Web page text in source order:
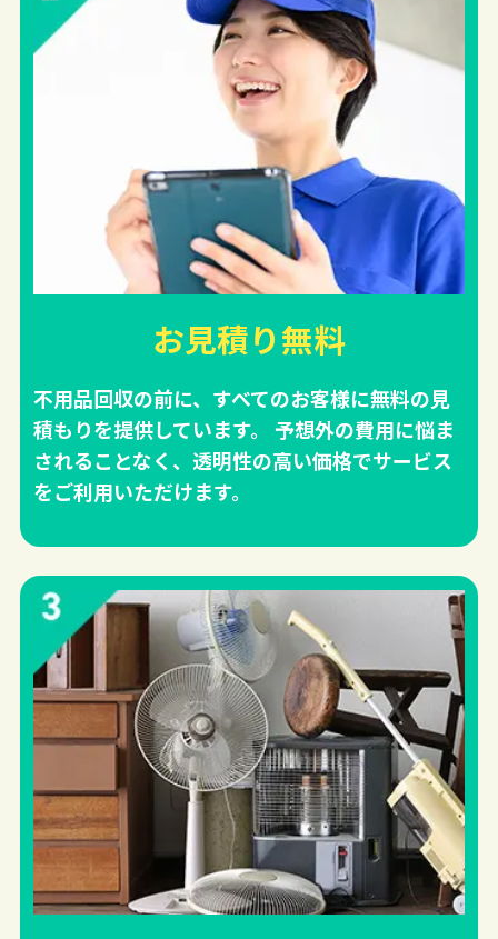
お見積り無料
不用品回収の前に、すべてのお客様に無料の見
積もりを提供しています。 予想外の費用に悩ま
されることなく、透明性の高い価格でサービス
をご利用いただけます。